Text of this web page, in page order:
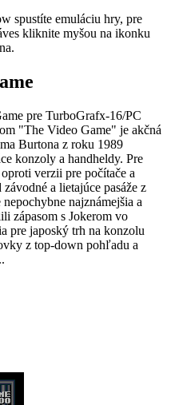
spustíte emuláciu hry, pre
kliknite myšou na ikonku
pre TurboGrafx-16/PC
"The Video Game" je akčná
Burtona z roku 1989
konzoly a handheldy. Pre
verzii pre počítače a
a lietajúce pasáže z
najznámejšia a
zápasom s Jokerom vo
pre japoský trh na konzolu
z top-down pohľadu a